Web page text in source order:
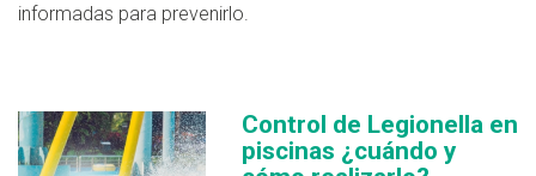
informadas para prevenirlo.
Control de Legionella en
piscinas ¿cuándo y